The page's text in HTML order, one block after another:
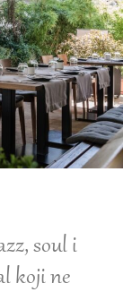
soul i
koji ne